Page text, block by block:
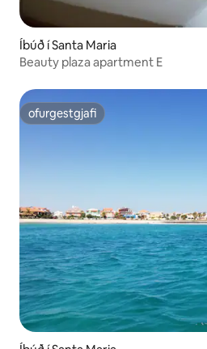
Íbúð í Santa Maria
Beauty plaza apartment E
ofurgestgjafi
ofurgestgjafi